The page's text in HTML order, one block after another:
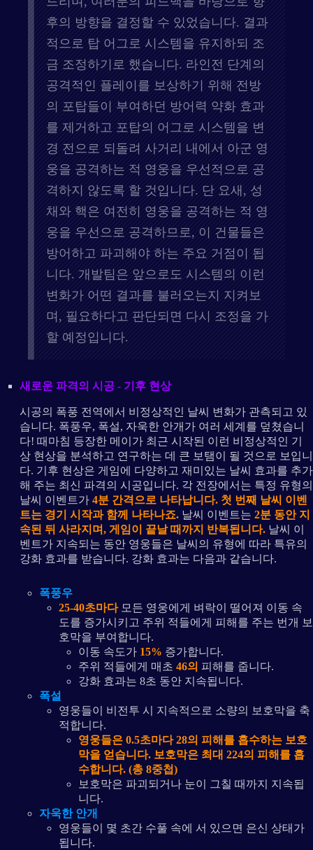
후의 방향을 결정할 수 있었습니다. 결과
적으로 탑 어그로 시스템을 유지하되 조
금 조정하기로 했습니다. 라인전 단계의
공격적인 플레이를 보상하기 위해 전방
의 포탑들이 부여하던 방어력 약화 효과
를 제거하고 포탑의 어그로 시스템을 변
경 전으로 되돌려 사거리 내에서 아군 영
웅을 공격하는 적 영웅을 우선적으로 공
격하지 않도록 할 것입니다. 단 요새, 성
채와 핵은 여전히 영웅을 공격하는 적 영
웅을 우선으로 공격하므로, 이 건물들은
방어하고 파괴해야 하는 주요 거점이 됩
니다. 개발팀은 앞으로도 시스템의 이런
변화가 어떤 결과를 불러오는지 지켜보
며, 필요하다고 판단되면 다시 조정을 가
할 예정입니다.
새로운 파격의 시공 - 기후 현상
시공의 폭풍 전역에서 비정상적인 날씨 변화가 관측되고 있
습니다. 폭풍우, 폭설, 자욱한 안개가 여러 세계를 덮쳤습니
다! 때마침 등장한 메이가 최근 시작된 이런 비정상적인 기
상 현상을 분석하고 연구하는 데 큰 보탬이 될 것으로 보입니
다. 기후 현상은 게임에 다양하고 재미있는 날씨 효과를 추가
해 주는 최신 파격의 시공입니다. 각 전장에서는 특정 유형의
날씨 이벤트가 4분 간격으로 나타납니다. 첫 번째 날씨 이벤
트는 경기 시작과 함께 나타나죠. 날씨 이벤트는 2분 동안 지
속된 뒤 사라지며, 게임이 끝날 때까지 반복됩니다. 날씨 이
벤트가 지속되는 동안 영웅들은 날씨의 유형에 따라 특유의
강화 효과를 받습니다. 강화 효과는 다음과 같습니다.
폭풍우
25-40초마다모든 영웅에게 벼락이 떨어져 이동 속
도를 증가시키고 주위 적들에게 피해를 주는 번개 보
호막을 부여합니다.
이동 속도가 15% 증가합니다.
주위 적들에게 매초 46의 피해를 줍니다.
강화 효과는 8초 동안 지속됩니다.
폭설
영웅들이 비전투 시 지속적으로 소량의 보호막을 축
적합니다.
영웅들은 0.5초마다 28의 피해를 흡수하는 보호
막을 얻습니다. 보호막은 최대 224의 피해를 흡
수합니다. (총 8중첩)
보호막은 파괴되거나 눈이 그칠 때까지 지속됩
니다.
자욱한 안개
영웅들이 몇 초간 수풀 속에 서 있으면 은신 상태가
됩니다.